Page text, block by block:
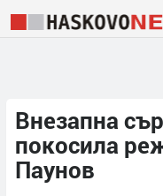
Внезапна
покосила
Паунов